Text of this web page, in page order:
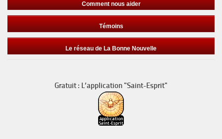
Comment nous aider
Témoins
Le réseau de La Bonne Nouvelle
Gratuit : L’application "Saint-Esprit"